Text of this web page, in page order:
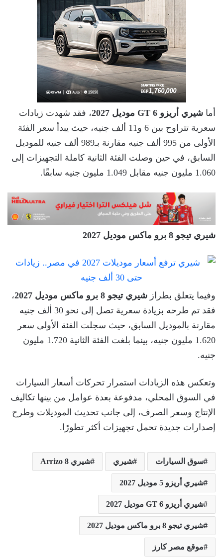
أما شيري أريزو 6 GT موديل 2027
، فقد شهدت زيادات
سعرية تتراوح بين 6 و11 ألف جنيه، حيث يبدأ سعر الفئة
الأولى من 995 ألف جنيه مقارنة بـ989 ألف جنيه للموديل
السابق، في حين وصلت الفئة الثانية كاملة التجهيزات إلى
1.060 مليون جنيه مقابل 1.049 مليون جنيه سابقًا.
شيري تيجو 8 برو ماكس موديل 2027
وفيما يتعلق بطراز شيري تيجو 8 برو ماكس موديل 2027
،
فقد تم طرحه بزيادة سعرية تصل إلى نحو 30 ألف جنيه
مقارنة بالموديل السابق، حيث سجلت الفئة الأولى سعر
1.620 مليون جنيه، بينما بلغت الفئة الثانية 1.720 مليون
جنيه.
وتعكس هذه الزيادات استمرار تحركات أسعار السيارات
في السوق المحلي، مدفوعة بعدة عوامل من بينها تكاليف
الإنتاج وسعر الصرف، إلى جانب تحديث الموديلات وطرح
إصدارات جديدة تحمل تجهيزات أكثر تطورًا.
سوق السيارات شيري شيري 8 Arrizo
شيري أريزو 5 موديل 2027
شيري أريزو 6 GT موديل 2027
شيري تيجو 8 برو ماكس موديل 2027
موقع مصر كارز